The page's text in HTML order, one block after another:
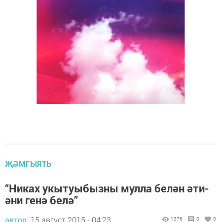
ҖӘМГЫЯТЬ
“Никах укытуыбызны мулла белән әти-
әни генә белә”
автор, 15 август 2015 - 04:23 1376 0 0